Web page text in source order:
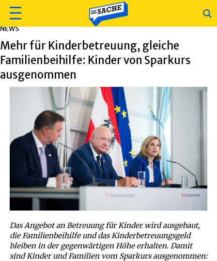
NEWS
Mehr für Kinderbetreuung, gleiche
Familienbeihilfe: Kinder von Sparkurs
ausgenommen
Das Angebot an Betreuung für Kinder wird ausgebaut,
die Familienbeihilfe und das Kinderbetreuungsgeld
bleiben in der gegenwärtigen Höhe erhalten. Damit
sind Kinder und Familien vom Sparkurs ausgenommen: